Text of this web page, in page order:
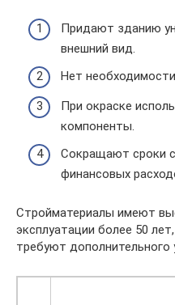
Придают зданию
внешний вид.
Нет
При окраске
компоненты.
Сокращают сроки
финансовых
Стройматериалы имеют
эксплуатации более 50
требуют дополнительного